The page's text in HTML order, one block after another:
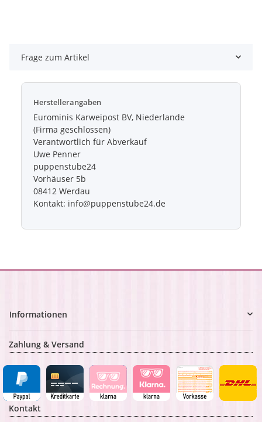
Frage zum Artikel
Herstellerangaben
Eurominis Karweipost BV, Niederlande
(Firma geschlossen)
Verantwortlich für Abverkauf
Uwe Penner
puppenstube24
Vorhäuser 5b
08412 Werdau
Kontakt: info@puppenstube24.de
Informationen
Zahlung & Versand
Kontakt